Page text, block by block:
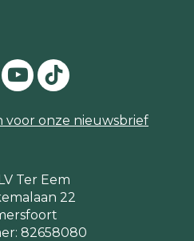
voor onze nieuwsbrief
Ter Eem
22
82658080